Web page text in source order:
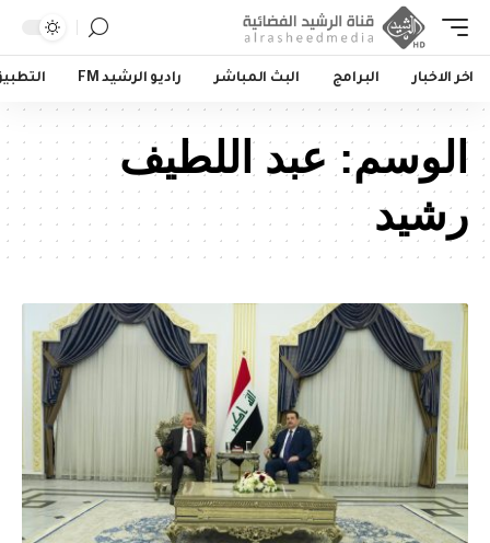
اخر الاخبار البرامج البث المباشر راديو الرشيد FM
الوسم: عبد اللطيف
رشيد